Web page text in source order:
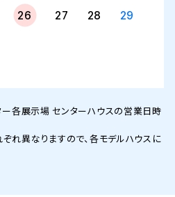
26 27 28 29
ー各展示場 センターハウスの営業日時
れ異なりますので、各モデルハウスに